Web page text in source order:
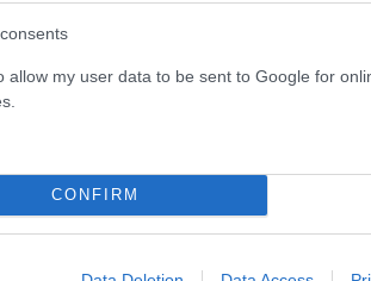
allow my user data to be sent to Google for
CONFIRM
να επηρεάζει έντονα τον
τομέα, οι απαιτήσεις αυξάνονται και οι
να κινηθούν στρατηγικά και όχι παρορμητικά,